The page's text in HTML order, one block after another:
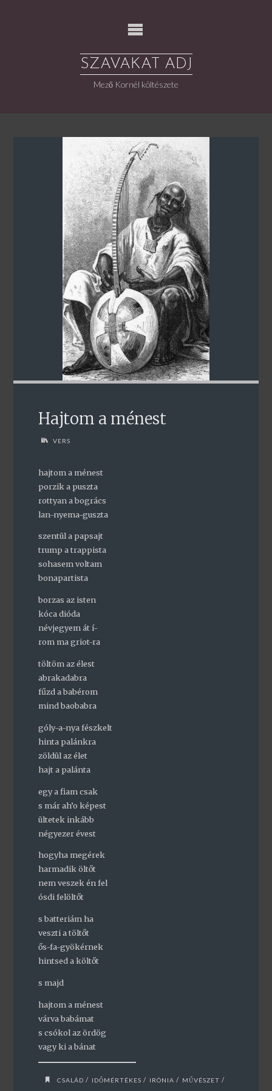
SZAVAKAT ADJ
Mező Kornél költészete
Hajtom a ménest
VERS
hajtom a ménest
porzik a puszta
rottyan a bogrács
lan-nyema-guszta
szentül a papsajt
trump a trappista
sohasem voltam
bonapartista
borzas az isten
kóca dióda
névjegyem át í-
rom ma griot-ra
töltöm az élest
abrakadabra
fűzd a babérom
mind baobabra
góly-a-nya fészkelt
hinta palánkra
zöldül az élet
hajt a palánta
egy a fiam csak
s már ah’o képest
ültetek inkább
négyezer évest
hogyha megérek
harmadik öltőt
nem veszek én fel
ósdi felöltőt
s batteriám ha
veszti a töltőt
ős-fa-gyökérnek
hintsed a költőt
s majd
hajtom a ménest
várva babámat
s csókol az ördög
vagy ki a bánat
CSALÁD / IDŐMÉRTÉKES / IRÓNIA / MŰVÉSZET /